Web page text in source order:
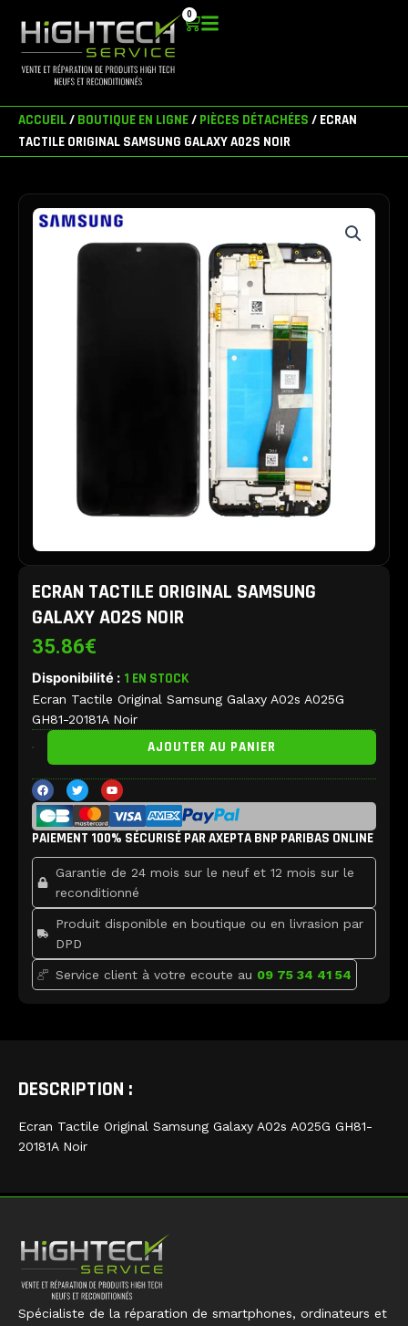
contenu
0
Panier
ACCUEIL/ BOUTIQUE EN LIGNE/ PIÈCES DÉTACHÉES / ECRAN
TACTILE ORIGINAL SAMSUNG GALAXY A02S NOIR
ECRAN TACTILE ORIGINAL SAMSUNG
GALAXY A02S NOIR
35.86€
Disponibilité : 1 EN STOCK
Ecran Tactile Original Samsung Galaxy A02s A025G
GH81-20181A Noir
quantité
Tactile
Original
Samsung
Galaxy
A02s
Noir
AJOUTER AU PANIER
F
a
c
e
b
o
k
T
w
i
t
t
e
Y
o
u
t
u
b
PAIEMENT 100% SÉCURISÉ PAR AXEPTA BNP PARIBAS ONLINE
Garantie de 24 mois sur le neuf et 12 mois sur le
reconditionné
Produit disponible en boutique ou en livrasion par
DPD
Service client à votre ecoute au 09 75 34 41 54
DESCRIPTION :
Ecran Tactile Original Samsung Galaxy A02s A025G GH81-
20181A Noir
Spécialiste de la réparation de smartphones, ordinateurs et